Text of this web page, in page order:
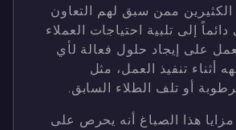
ممن سبق لهم التعاون
إلى تلبية احتياجات العملاء
على إيجاد حلول فعالة لأي
أثناء تنفيذ العمل، مثل
أو تلف الطلاء السابق.
هذا الصباغ أنه يحرص على